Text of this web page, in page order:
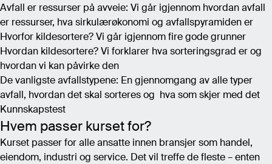
Avfall er ressurser på avveie: Vi går igjennom hvordan avfall
er ressurser, hva sirkulærøkonomi og avfallspyramiden er
Hvorfor kildesortere? Vi går igjennom fire gode grunner
Hvordan kildesortere? Vi forklarer hva sorteringsgrad er og
hvordan vi kan påvirke den
De vanligste avfallstypene: En gjennomgang av alle typer
avfall, hvordan det skal sorteres og hva som skjer med det
Kunnskapstest
Hvem passer kurset for?
Kurset passer for alle ansatte innen bransjer som handel,
eiendom, industri og service. Det vil treffe de fleste – enten